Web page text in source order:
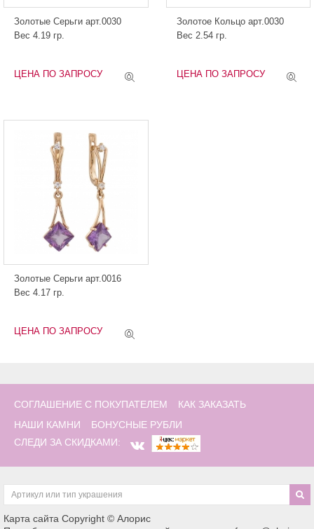
Золотые Серьги арт.0030
Вес 4.19 гр.
ЦЕНА ПО ЗАПРОСУ
Золотое Кольцо арт.0030
Вес 2.54 гр.
ЦЕНА ПО ЗАПРОСУ
Золотые Серьги арт.0016
Вес 4.17 гр.
ЦЕНА ПО ЗАПРОСУ
СОГЛАШЕНИЕ С ПОКУПАТЕЛЕМ
КАК ЗАКАЗАТЬ
НАШИ КАМНИ
БОНУСНЫЕ РУБЛИ
СЛЕДИ ЗА СКИДКАМИ:
Карта сайта Copyright © Алорис